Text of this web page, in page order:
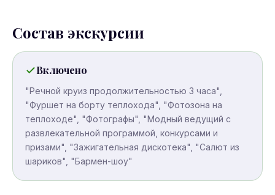
Состав экскурсии
Включено
"Речной круиз продолжительностью 3 часа",
"Фуршет на борту теплохода", "Фотозона на
теплоходе", "Фотографы", "Модный ведущий с
развлекательной программой, конкурсами и
призами", "Зажигательная дискотека", "Салют из
шариков", "Бармен-шоу"